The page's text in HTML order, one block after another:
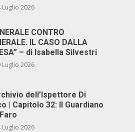
Luglio 2026
CONTRO
IL CASO DALLA
– di Isabella Silvestri
Luglio 2026
dell’Ispettore Di
| Capitolo 32: Il Guardiano
Luglio 2026